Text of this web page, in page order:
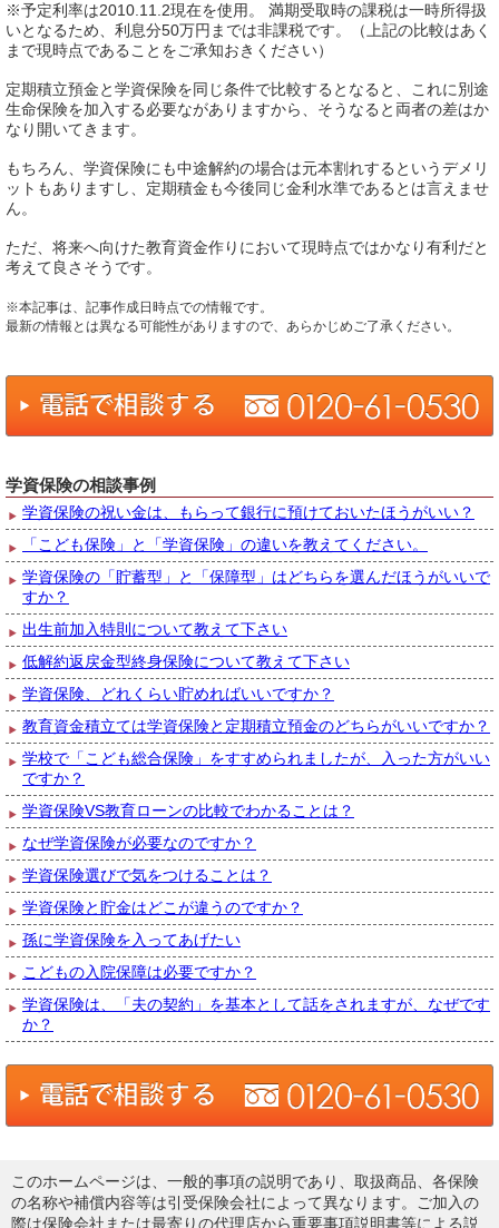
※予定利率は2010.11.2現在を使用。 満期受取時の課税は一時所得扱
いとなるため、利息分50万円までは非課税です。（上記の比較はあく
まで現時点であることをご承知おきください）
定期積立預金と学資保険を同じ条件で比較するとなると、これに別途
生命保険を加入する必要ながありますから、そうなると両者の差はか
なり開いてきます。
もちろん、学資保険にも中途解約の場合は元本割れするというデメリ
ットもありますし、定期積金も今後同じ金利水準であるとは言えませ
ん。
ただ、将来へ向けた教育資金作りにおいて現時点ではかなり有利だと
考えて良さそうです。
※本記事は、記事作成日時点での情報です。
最新の情報とは異なる可能性がありますので、あらかじめご了承ください。
学資保険の相談事例
学資保険の祝い金は、もらって銀行に預けておいたほうがいい？
「こども保険」と「学資保険」の違いを教えてください。
学資保険の「貯蓄型」と「保障型」はどちらを選んだほうがいいで
すか？
出生前加入特則について教えて下さい
低解約返戻金型終身保険について教えて下さい
学資保険、どれくらい貯めればいいですか？
教育資金積立ては学資保険と定期積立預金のどちらがいいですか？
学校で「こども総合保険」をすすめられましたが、入った方がいい
ですか？
学資保険VS教育ローンの比較でわかることは？
なぜ学資保険が必要なのですか？
学資保険選びで気をつけることは？
学資保険と貯金はどこが違うのですか？
孫に学資保険を入ってあげたい
こどもの入院保障は必要ですか？
学資保険は、「夫の契約」を基本として話をされますが、なぜです
か？
このホームページは、一般的事項の説明であり、取扱商品、各保険
の名称や補償内容等は引受保険会社によって異なります。ご加入の
際は保険会社または最寄りの代理店から重要事項説明書等による説